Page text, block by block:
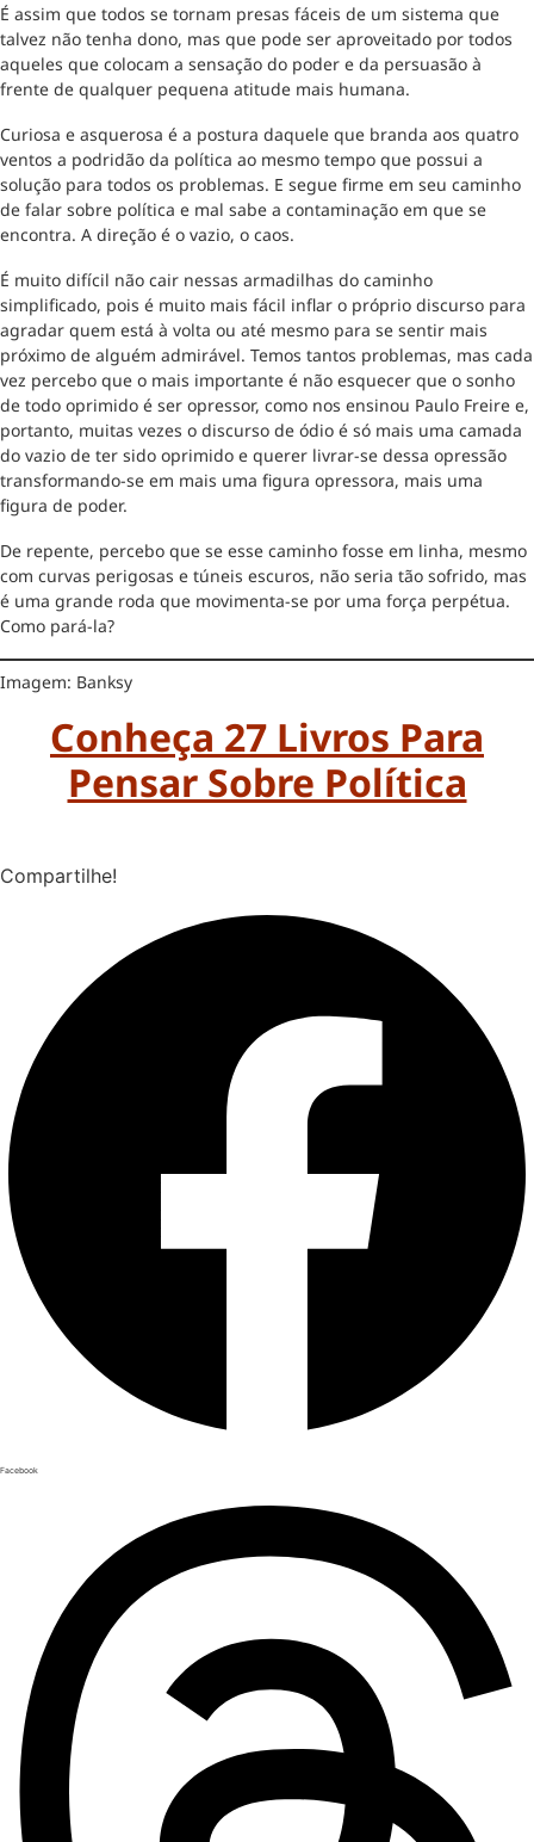
É assim que todos se tornam presas fáceis de um sistema que
talvez não tenha dono, mas que pode ser aproveitado por todos
aqueles que colocam a sensação do poder e da persuasão à
frente de qualquer pequena atitude mais humana.
Curiosa e asquerosa é a postura daquele que branda aos quatro
ventos a podridão da política ao mesmo tempo que possui a
solução para todos os problemas. E segue firme em seu caminho
de falar sobre política e mal sabe a contaminação em que se
encontra. A direção é o vazio, o caos.
É muito difícil não cair nessas armadilhas do caminho
simplificado, pois é muito mais fácil inflar o próprio discurso para
agradar quem está à volta ou até mesmo para se sentir mais
próximo de alguém admirável. Temos tantos problemas, mas cada
vez percebo que o mais importante é não esquecer que o sonho
de todo oprimido é ser opressor, como nos ensinou Paulo Freire e,
portanto, muitas vezes o discurso de ódio é só mais uma camada
do vazio de ter sido oprimido e querer livrar-se dessa opressão
transformando-se em mais uma figura opressora, mais uma
figura de poder.
De repente, percebo que se esse caminho fosse em linha, mesmo
com curvas perigosas e túneis escuros, não seria tão sofrido, mas
é uma grande roda que movimenta-se por uma força perpétua.
Como pará-la?
Imagem: Banksy
Conheça 27 Livros Para
Pensar Sobre Política
Compartilhe!
Facebook